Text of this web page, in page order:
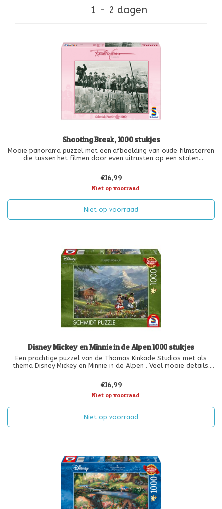
1 - 2 dagen
Shooting Break, 1000 stukjes
Mooie panorama puzzel met een afbeelding van oude filmsterren
die tussen het filmen door even uitrusten op een stalen
van de
€16,99
Niet op voorraad
Niet op voorraad
Disney Mickey en Minnie in de Alpen 1000 stukjes
Een prachtige puzzel van de Thomas Kinkade Studios met als
thema Disney Mickey en Minnie in de Alpen . Veel mooie details.
€16,99
Niet op voorraad
Niet op voorraad